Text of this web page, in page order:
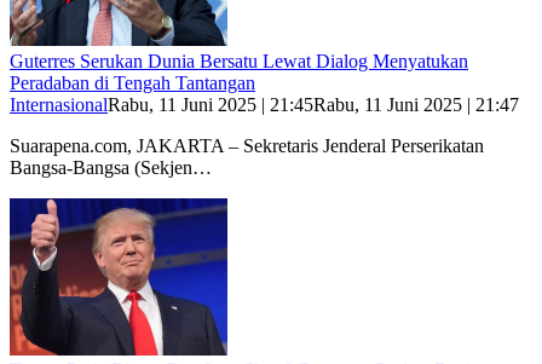
Guterres Serukan Dunia Bersatu Lewat Dialog Menyatukan
Peradaban di Tengah Tantangan
InternasionalRabu, 11 Juni 2025 | 21:45Rabu, 11 Juni 2025 | 21:47
Suarapena.com, JAKARTA – Sekretaris Jenderal Perserikatan
Bangsa-Bangsa (Sekjen…